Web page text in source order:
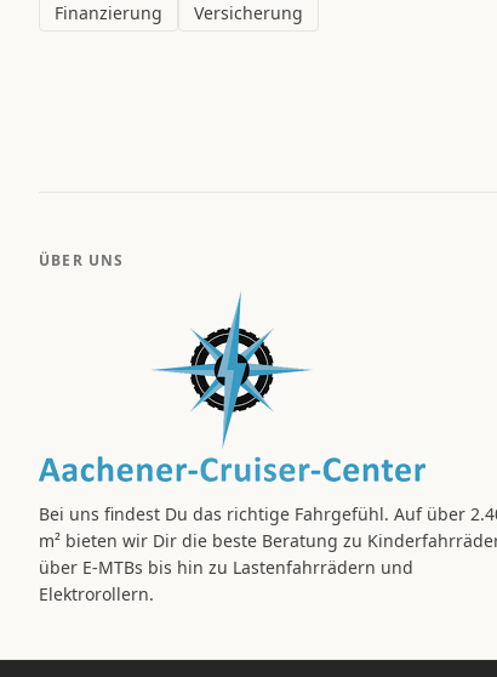
Finanzierung
Versicherung
ÜBER UNS
Bei uns findest Du das richtige Fahrgefühl. Auf über
m² bieten wir Dir die beste Beratung zu
über E-MTBs bis hin zu Lastenfahrrädern und
Elektrorollern.